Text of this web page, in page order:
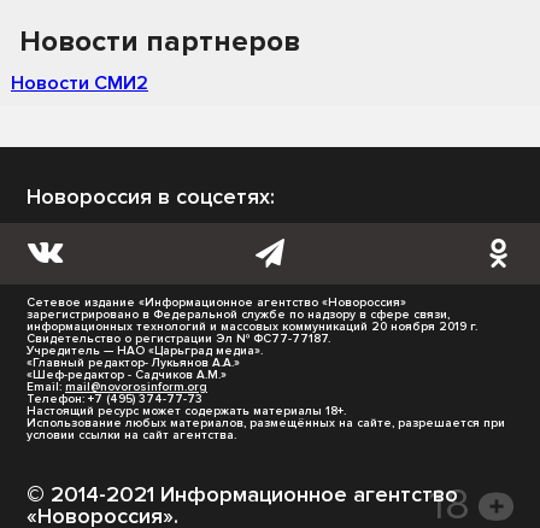
Новости партнеров
Новости СМИ2
Новороссия в соцсетях:
Сетевое издание «Информационное агентство «Новороссия»
зарегистрировано в Федеральной службе по надзору в сфере связи,
информационных технологий и массовых коммуникаций 20 ноября 2019 г.
Свидетельство о регистрации Эл № ФС77-77187.
Учредитель — НАО «Царьград медиа».
«Главный редактор- Лукьянов А.А.»
«Шеф-редактор - Садчиков А.М.»
Email: mail@novorosinform.org
Телефон: +7 (495) 374-77-73
Настоящий ресурс может содержать материалы 18+.
Использование любых материалов, размещённых на сайте, разрешается при
условии ссылки на сайт агентства.
© 2014-2021 Информационное агентство
«Новороссия».